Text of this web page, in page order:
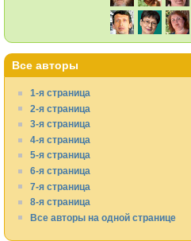
Все авторы
1-я страница
2-я страница
3-я страница
4-я страница
5-я страница
6-я страница
7-я страница
8-я страница
Все авторы на одной странице